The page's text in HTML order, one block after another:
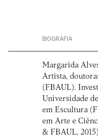
BIOGRAFIA
Margarida
Artista,
(FBAUL).
Universidade
em Escultura
em Arte e
& FBAUL,